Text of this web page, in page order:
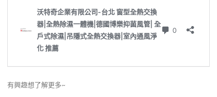
有興趣想了解更多~